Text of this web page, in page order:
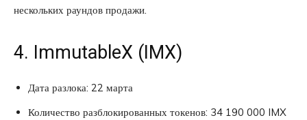
нескольких раундов продажи.
4. ImmutableX (IMX)
Дата разлока: 22 марта
Количество разблокированных токенов: 34 190 000 IMX